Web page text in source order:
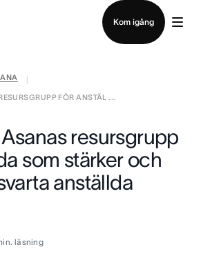
Kom igång
FÖR ANSTÄL ...
resursgrupp
som stärker och
anställda
läsning